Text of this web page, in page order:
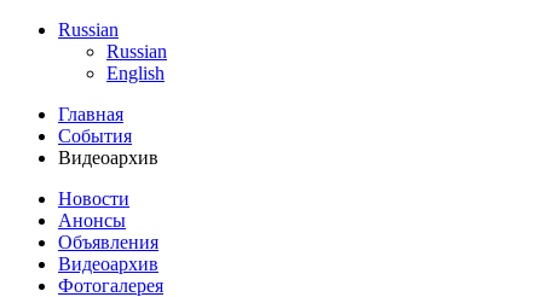
Russian
Russian
English
Главная
События
Видеоархив
Новости
Анонсы
Объявления
Видеоархив
Фотогалерея